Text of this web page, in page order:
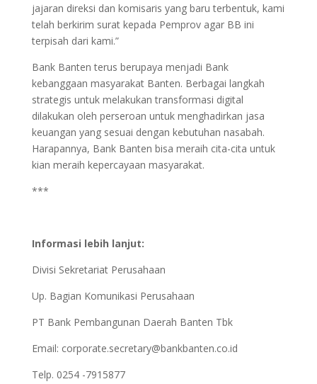
jajaran direksi dan komisaris yang baru terbentuk, kami
telah berkirim surat kepada Pemprov agar BB ini
terpisah dari kami.”
Bank Banten terus berupaya menjadi Bank
kebanggaan masyarakat Banten. Berbagai langkah
strategis untuk melakukan transformasi digital
dilakukan oleh perseroan untuk menghadirkan jasa
keuangan yang sesuai dengan kebutuhan nasabah.
Harapannya, Bank Banten bisa meraih cita-cita untuk
kian meraih kepercayaan masyarakat.
***
Informasi lebih lanjut:
Divisi Sekretariat Perusahaan
Up. Bagian Komunikasi Perusahaan
PT Bank Pembangunan Daerah Banten Tbk
Email: corporate.secretary@bankbanten.co.id
Telp. 0254 -7915877